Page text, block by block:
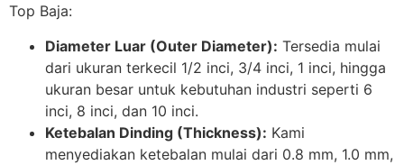
Top Baja:
Diameter Luar (Outer Diameter): Tersedia mulai
dari ukuran terkecil 1/2 inci, 3/4 inci, 1 inci, hingga
ukuran besar untuk kebutuhan industri seperti 6
inci, 8 inci, dan 10 inci.
Ketebalan Dinding (Thickness): Kami
menyediakan ketebalan mulai dari 0.8 mm, 1.0 mm,